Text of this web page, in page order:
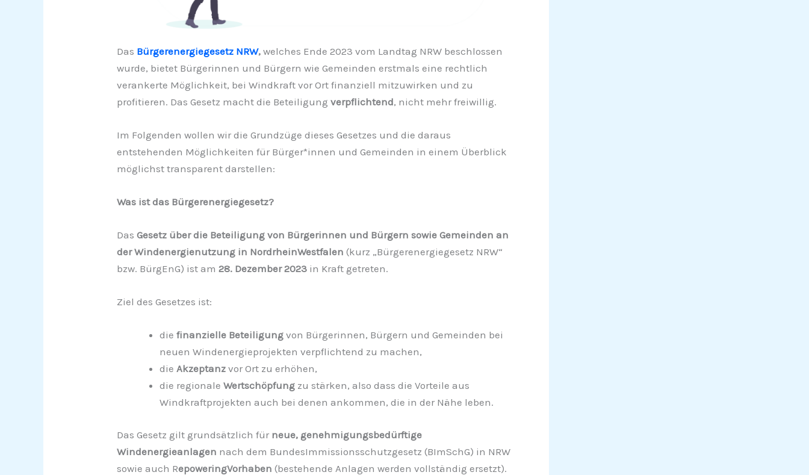
Das Bürgerenergiegesetz NRW, welches Ende 2023 vom Landtag NRW beschlossen
wurde, bietet Bürgerinnen und Bürgern wie Gemeinden erstmals eine rechtlich
verankerte Möglichkeit, bei Windkraft vor Ort finanziell mitzuwirken und zu
profitieren. Das Gesetz macht die Beteiligung verpflichtend, nicht mehr freiwillig.
Im Folgenden wollen wir die Grundzüge dieses Gesetzes und die daraus
entstehenden Möglichkeiten für Bürger*innen und Gemeinden in einem Überblick
möglichst transparent darstellen:
Was ist das Bürgerenergiegesetz?
Das Gesetz über die Beteiligung von Bürgerinnen und Bürgern sowie Gemeinden an
der Windenergienutzung in NordrheinWestfalen (kurz „Bürgerenergiegesetz NRW“
bzw. BürgEnG) ist am 28. Dezember 2023 in Kraft getreten.
Ziel des Gesetzes ist:
die finanzielle Beteiligung von Bürgerinnen, Bürgern und Gemeinden bei
neuen Windenergieprojekten verpflichtend zu machen,
die Akzeptanz vor Ort zu erhöhen,
die regionale Wertschöpfung zu stärken, also dass die Vorteile aus
Windkraftprojekten auch bei denen ankommen, die in der Nähe leben.
Das Gesetz gilt grundsätzlich für neue, genehmigungsbedürftige
Windenergieanlagen nach dem BundesImmissionsschutzgesetz (BImSchG) in NRW
sowie auch RepoweringVorhaben (bestehende Anlagen werden vollständig ersetzt).